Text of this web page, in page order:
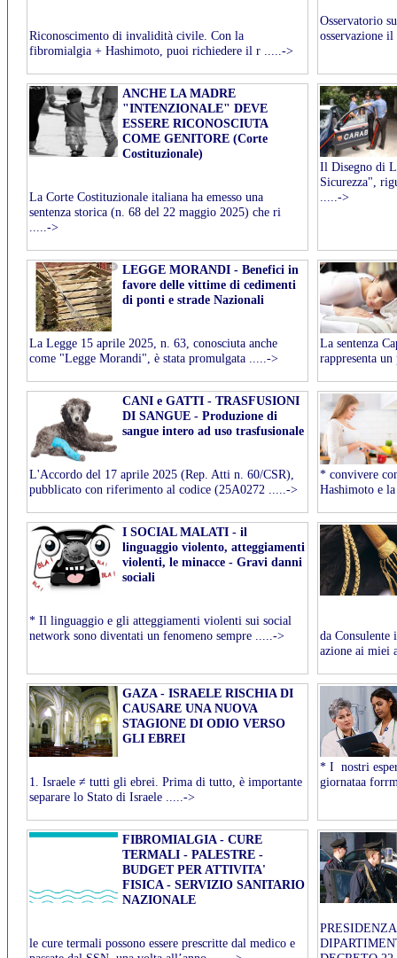
Riconoscimento di invalidità civile. Con la
fibromialgia + Hashimoto, puoi richiedere il r .....->
Osservatorio
osservazione
ANCHE LA MADRE
"INTENZIONALE" DEVE
ESSERE RICONOSCIUTA
COME GENITORE (Corte
Costituzionale)
La Corte Costituzionale italiana ha emesso una
sentenza storica (n. 68 del 22 maggio 2025) che ri
.....->
Il Disegno di
Sicurezza",
.....->
LEGGE MORANDI - Benefici in
favore delle vittime di cedimenti
di ponti e strade Nazionali
La Legge 15 aprile 2025, n. 63, conosciuta anche
come "Legge Morandi", è stata promulgata .....->
La sentenza
rappresenta
CANI e GATTI - TRASFUSIONI
DI SANGUE - Produzione di
sangue intero ad uso trasfusionale
L'Accordo del 17 aprile 2025 (Rep. Atti n. 60/CSR),
pubblicato con riferimento al codice (25A0272 .....->
* convivere
Hashimoto e
I SOCIAL MALATI - il
linguaggio violento, atteggiamenti
violenti, le minacce - Gravi danni
sociali
* Il linguaggio e gli atteggiamenti violenti sui social
network sono diventati un fenomeno sempre .....->
da Consulente
azione ai miei
GAZA - ISRAELE RISCHIA DI
CAUSARE UNA NUOVA
STAGIONE DI ODIO VERSO
GLI EBREI
1. Israele ≠ tutti gli ebrei. Prima di tutto, è importante
separare lo Stato di Israele .....->
* I nostri
giornataa
FIBROMIALGIA - CURE
TERMALI - PALESTRE -
BUDGET PER ATTIVITA'
FISICA - SERVIZIO SANITARIO
NAZIONALE
le cure termali possono essere prescritte dal medico e